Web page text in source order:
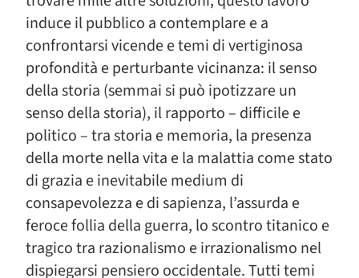
induce il pubblico a contemplare e a
confrontarsi vicende e temi di vertiginosa
profondità e perturbante vicinanza: il senso
della storia (semmai si può ipotizzare un
senso della storia), il rapporto – difficile e
politico – tra storia e memoria, la presenza
della morte nella vita e la malattia come stato
di grazia e inevitabile medium di
consapevolezza e di sapienza, l’assurda e
feroce follia della guerra, lo scontro titanico e
tragico tra razionalismo e irrazionalismo nel
dispiegarsi pensiero occidentale. Tutti temi